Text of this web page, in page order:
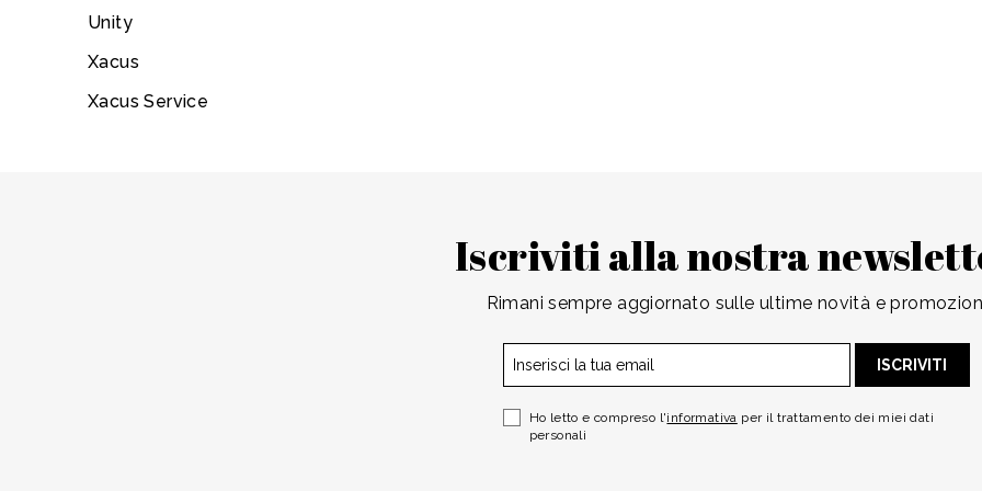
Unity
Xacus
Xacus Service
Iscriviti alla nostra
Rimani sempre aggiornato sulle ultime novità e
ISCRIVITI
Ho letto e compreso l'informativa per il trattamento dei miei dati
personali